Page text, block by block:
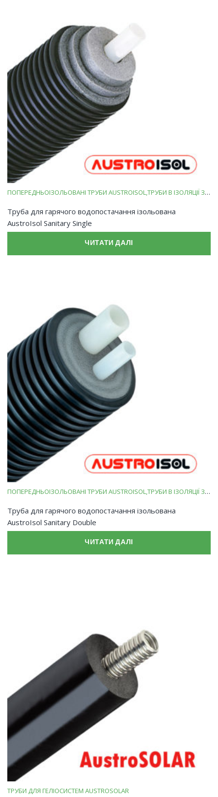
ПОПЕРЕДНЬОІЗОЛЬОВАНІ ТРУБИ AUSTROISOLТРУБИ В ІЗОЛЯЦІЇ ЗІ ВСПІНЕНОГО ПОЛІЕТИЛЕНУ
Труба для гарячого водопостачання ізольована
AustroIsol Sanitary Single
ЧИТАТИ ДАЛІ
ПОПЕРЕДНЬОІЗОЛЬОВАНІ ТРУБИ AUSTROISOLТРУБИ В ІЗОЛЯЦІЇ ЗІ ВСПІНЕНОГО ПОЛІЕТИЛЕНУ
Труба для гарячого водопостачання ізольована
AustroIsol Sanitary Double
ЧИТАТИ ДАЛІ
ТРУБИ ДЛЯ ГЕЛІОСИСТЕМ AUSTROSOLAR